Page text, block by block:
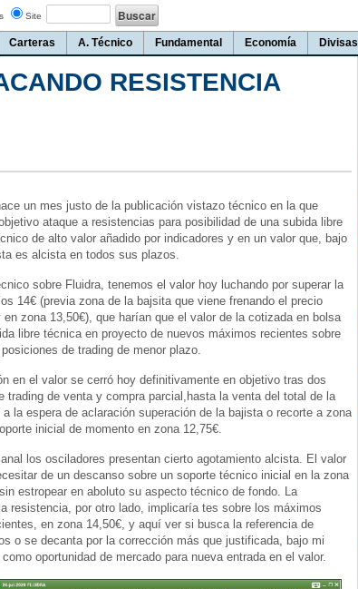
Site
Carteras A. Técnico Fundamental Economía Divisas
RESISTENCIA
un mes justo de la publicación vistazo técnico en la que
ataque a resistencias para posibilidad de una subida libre
de alto valor añadido por indicadores y en un valor que, bajo
es alcista en todos sus plazos.
sobre Fluidra, tenemos el valor hoy luchando por superar la
14€ (previa zona de la bajsita que viene frenando el precio
zona 13,50€), que harían que el valor de la cotizada en bolsa
libre técnica en proyecto de nuevos máximos recientes sobre
de trading de menor plazo.
en el valor se cerró hoy definitivamente en objetivo tras dos
trading de venta y compra parcial,hasta la venta del total de la
la espera de aclaración superación de la bajista o recorte a zona
inicial de momento en zona 12,75€.
los osciladores presentan cierto agotamiento alcista. El valor
de un descanso sobre un soporte técnico inicial en la zona
estropear en aboluto su aspecto técnico de fondo. La
resistencia, por otro lado, implicaría tes sobre los máximos
en zona 14,50€, y aquí ver si busca la referencia de
o se decanta por la corrección más que justificada, bajo mi
oportunidad de mercado para nueva entrada en el valor.